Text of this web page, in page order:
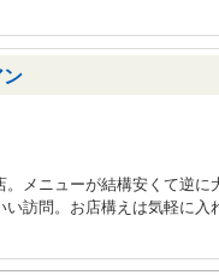
メニューが結構安くて逆に
訪問。お店構えは気軽に入